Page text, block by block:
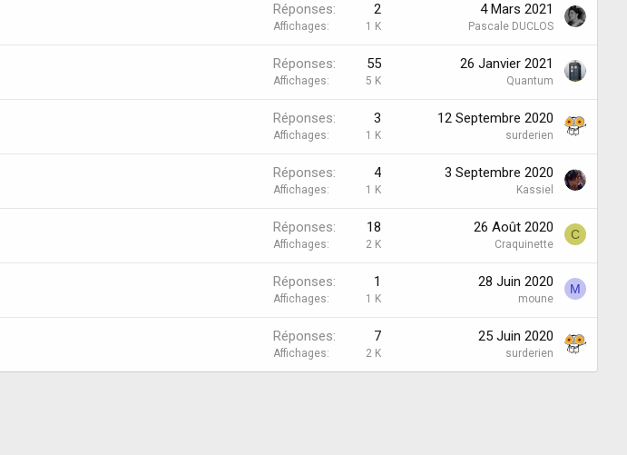
Réponses 2
Affichages 1 K
4 Mars 2021
Pascale DUCLOS
Réponses 55
Affichages 5 K
26 Janvier 2021
Quantum
Réponses 3
Affichages 1 K
12 Septembre 2020
surderien
Réponses 4
Affichages 1 K
3 Septembre 2020
Kassiel
Réponses 18
Affichages 2 K
26 Août 2020
Craquinette
C
Réponses 1
Affichages 1 K
28 Juin 2020
moune
M
Réponses 7
Affichages 2 K
25 Juin 2020
surderien